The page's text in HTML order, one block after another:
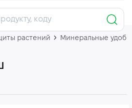
растений Минеральные